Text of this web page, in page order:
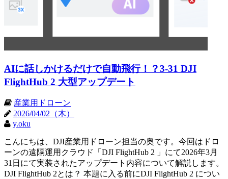
AIに話しかけるだけで自動飛行！？3-31 DJI
FlightHub 2 大型アップデート
産業用ドローン
2026/04/02（木）
y.oku
こんにちは、DJI産業用ドローン担当の奥です。今回はドロ
ーンの遠隔運用クラウド「DJI FlightHub 2 」にて2026年3月
31日にて実装されたアップデート内容について解説します。
DJI FlightHub 2とは？ 本題に入る前にDJI FlightHub 2 につい